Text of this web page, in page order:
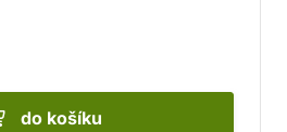
do košíku